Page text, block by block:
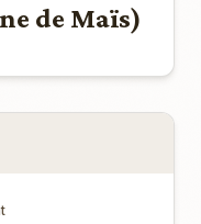
de Maïs)